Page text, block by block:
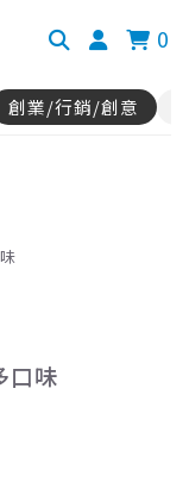
0
創業/行銷/創意
口味